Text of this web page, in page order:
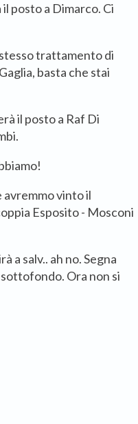
posto a Dimarco. Ci
trattamento di
basta che stai
il posto a Raf Di
avremmo vinto il
Esposito - Mosconi
a salv.. ah no. Segna
Ora non si